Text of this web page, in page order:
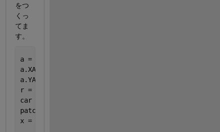
をつ
くっ
てま
す。
a = axes(
a.XAxis.Visible = false;
a.YAxis.Visible = false;
r = .05;
car = hgtransform(a,
patch(car,[-.3,.3,.3,.2,.2,-.2,-.2,-
x = linspace(0,2*pi,100);